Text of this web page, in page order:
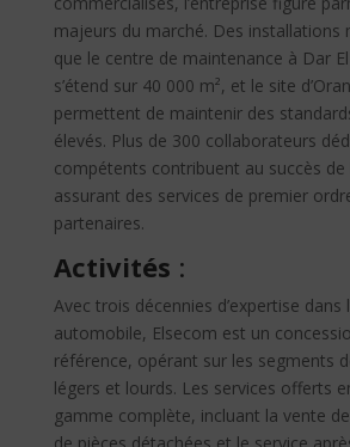
majeurs du marché. Des installations
que le centre de maintenance à Dar
s’étend sur 40 000 m², et le site
permettent de maintenir des
élevés. Plus de 300 collaborateurs
compétents contribuent au succès de
assurant des services de premier
partenaires.
Activités :
Avec trois décennies d’expertise dans
automobile, Elsecom est un
référence, opérant sur les segments
légers et lourds. Les services offerts
gamme complète, incluant la vente
de pièces détachées et le service